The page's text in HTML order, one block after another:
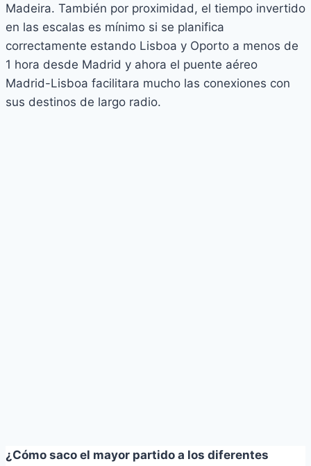
Madeira. También por proximidad, el tiempo invertido
en las escalas es mínimo si se planifica
correctamente estando Lisboa y Oporto a menos de
1 hora desde Madrid y ahora el puente aéreo
Madrid-Lisboa facilitara mucho las conexiones con
sus destinos de largo radio.
¿Cómo saco el mayor partido a los diferentes